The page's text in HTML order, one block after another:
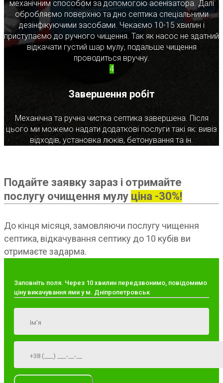
механічним способом за допомогою асенізатора. Далі
обробляємо поверхню та дно септика спеціальними
дезінфікуючими засобами. Чекаємо 10-15 хвилин і
приступаємо до ручного чищення. Так як насос не здатний
відкачати густий шар мулу, подальше чищення
проводиться вручну.
4
Завершення робіт
Механічна та ручна чистка септика завершена. Після
цього ми можемо надати додаткові послуги такі як: вивіз
відходів, установка люків, бетонування та ін.
Подайте заявку зараз і отримайте
послугу очищення мулу ціна -30%!
До кінця місяця, замовляючи послугу чищення
септика, відкачування септику до 10 кубів ви
отримаєте задарма.
Заповніть поля. Через 10 хвилин передзвонимо, повідомимо
ціну викачування ями у м. Дніпропетровськ